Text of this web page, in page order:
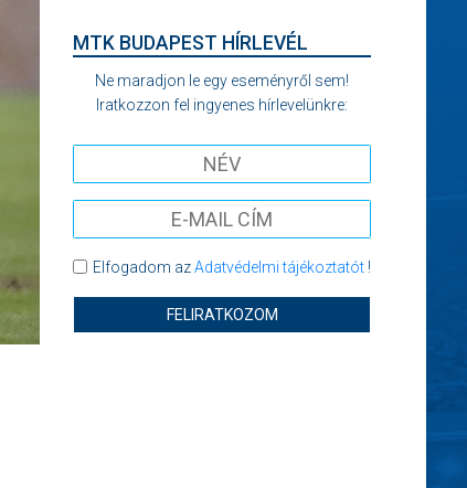
MTK BUDAPEST HÍRLEVÉL
Ne maradjon le egy eseményről sem!
Iratkozzon fel ingyenes hírlevelünkre:
Elfogadom azAdatvédelmi tájékoztatót!
FELIRATKOZOM